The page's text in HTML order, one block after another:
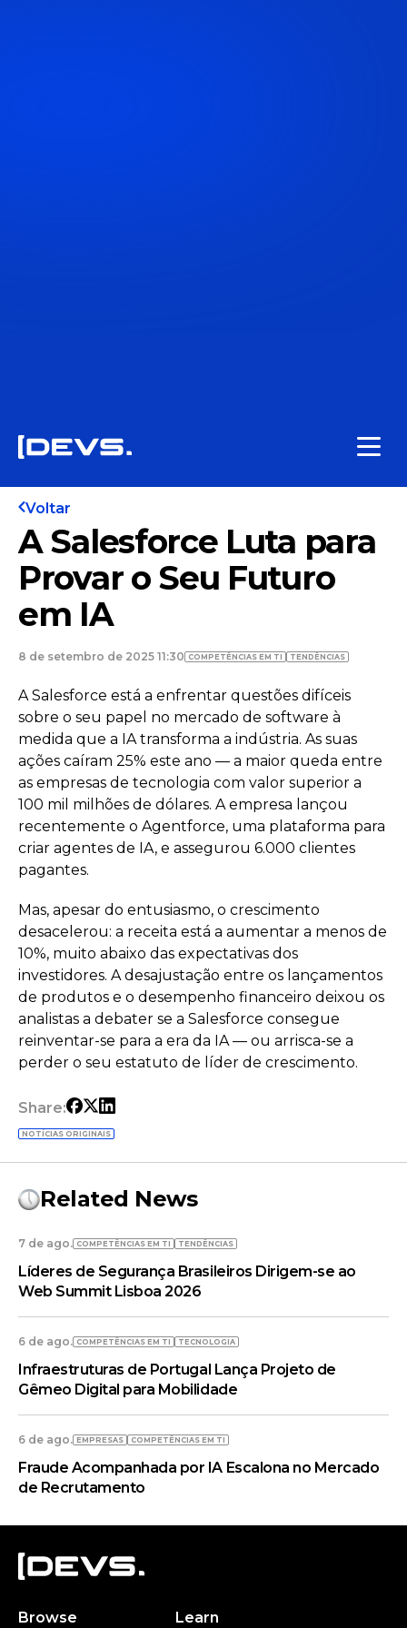
Voltar
A Salesforce Luta para
Provar o Seu Futuro
em IA
8 de setembro de 2025 11:30 COMPETÊNCIAS EM TI TENDÊNCIAS
A Salesforce está a enfrentar questões difíceis
sobre o seu papel no mercado de software à
medida que a IA transforma a indústria. As suas
ações caíram 25% este ano — a maior queda entre
as empresas de tecnologia com valor superior a
100 mil milhões de dólares. A empresa lançou
recentemente o Agentforce, uma plataforma para
criar agentes de IA, e assegurou 6.000 clientes
pagantes.
Mas, apesar do entusiasmo, o crescimento
desacelerou: a receita está a aumentar a menos de
10%, muito abaixo das expectativas dos
investidores. A desajustação entre os lançamentos
de produtos e o desempenho financeiro deixou os
analistas a debater se a Salesforce consegue
reinventar-se para a era da IA — ou arrisca-se a
perder o seu estatuto de líder de crescimento.
Share:
NOTÍCIAS ORIGINAIS
Related News
7 de ago. COMPETÊNCIAS EM TI TENDÊNCIAS
Líderes de Segurança Brasileiros Dirigem-se ao
Web Summit Lisboa 2026
6 de ago. COMPETÊNCIAS EM TI TECNOLOGIA
Infraestruturas de Portugal Lança Projeto de
Gêmeo Digital para Mobilidade
6 de ago. EMPRESAS COMPETÊNCIAS EM TI
Fraude Acompanhada por IA Escalona no Mercado
de Recrutamento
Browse Learn